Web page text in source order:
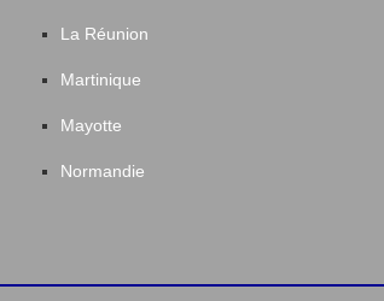
La Réunion
Martinique
Mayotte
Normandie